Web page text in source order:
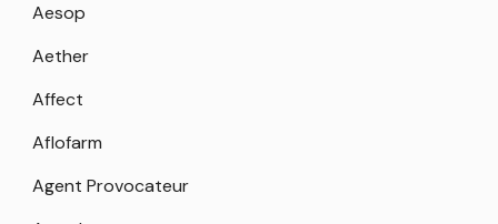
Aesop
Aether
Affect
Aflofarm
Agent Provocateur